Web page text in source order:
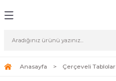
Tablolar
Sanat
Anasayfa Çerçeveli Tablolar